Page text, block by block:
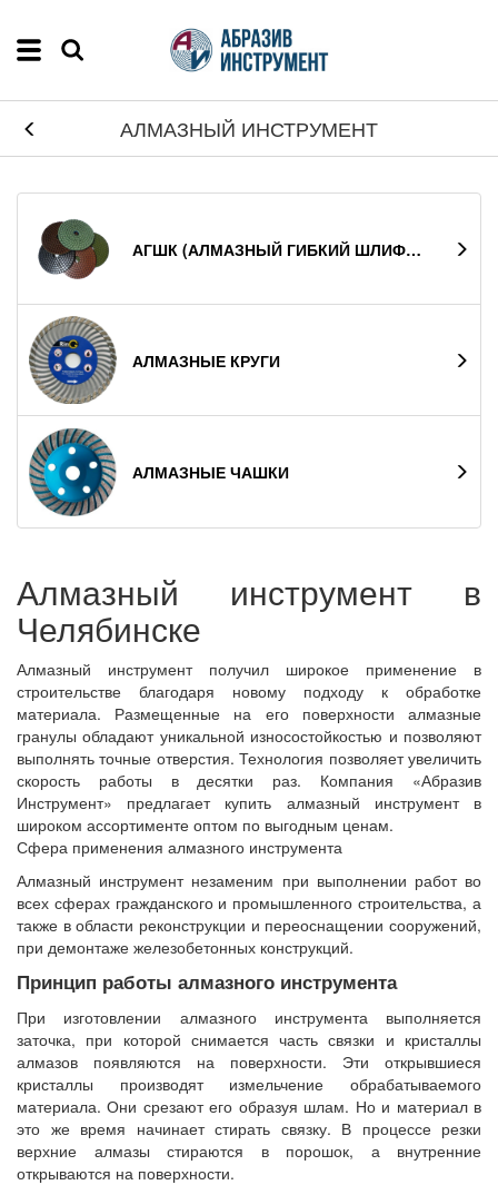
АЛМАЗНЫЙ ИНСТРУМЕНТ
АГШК (АЛМАЗНЫЙ ГИБКИЙ ШЛИФOВАЛЬНЫЙ КРУГ)
АЛМАЗНЫЕ КРУГИ
АЛМАЗНЫЕ ЧАШКИ
Алмазный инструмент в
Челябинске
Алмазный инструмент получил широкое применение в
строительстве благодаря новому подходу к обработке
материала. Размещенные на его поверхности алмазные
гранулы обладают уникальной износостойкостью и позволяют
выполнять точные отверстия. Технология позволяет увеличить
скорость работы в десятки раз. Компания «Абразив
Инструмент» предлагает купить алмазный инструмент в
широком ассортименте оптом по выгодным ценам.
Сфера применения алмазного инструмента
Алмазный инструмент незаменим при выполнении работ во
всех сферах гражданского и промышленного строительства, а
также в области реконструкции и переоснащении сооружений,
при демонтаже железобетонных конструкций.
Принцип работы алмазного инструмента
При изготовлении алмазного инструмента выполняется
заточка, при которой снимается часть связки и кристаллы
алмазов появляются на поверхности. Эти открывшиеся
кристаллы производят измельчение обрабатываемого
материала. Они срезают его образуя шлам. Но и материал в
это же время начинает стирать связку. В процессе резки
верхние алмазы стираются в порошок, а внутренние
открываются на поверхности.